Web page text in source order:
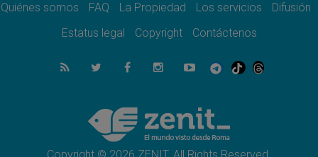
07.08.2026
el compromiso del cristiano"
La matanza de niños en Gaza no cesa: 300
muertos en 300 días
Tagle: La guerra desfigura el mundo, solo la
revelación de Dios lo transfigura
Quiénes somos FAQ La Propiedad Los servicios
Difusión
Estatus legal
Copyright Contáctenos